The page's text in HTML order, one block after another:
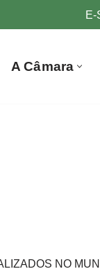
E-
A Câmara
NO